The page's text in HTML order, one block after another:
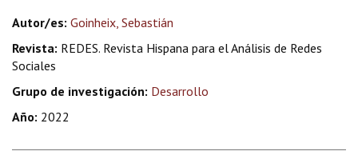
Autor/es: Goinheix, Sebastián
Revista: REDES. Revista Hispana para el Análisis de Redes
Sociales
Grupo de investigación: Desarrollo
Año: 2022